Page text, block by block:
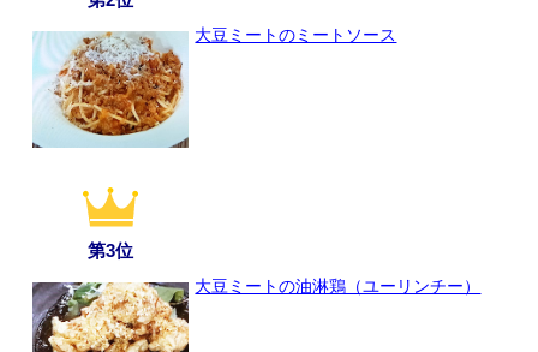
大豆ミートのミートソース
第3位
大豆ミートの油淋鶏（ユーリンチー）